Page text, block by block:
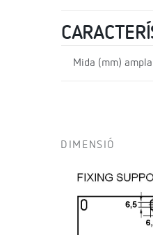
Mida (mm)
DIMENSIÓ